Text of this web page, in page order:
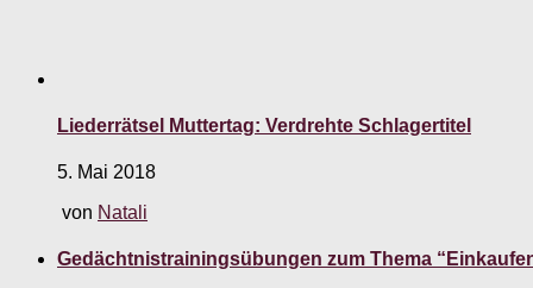
Liederrätsel Muttertag: Verdrehte Schlagertitel
5. Mai 2018
von Natali
Gedächtnistrainingsübungen zum Thema